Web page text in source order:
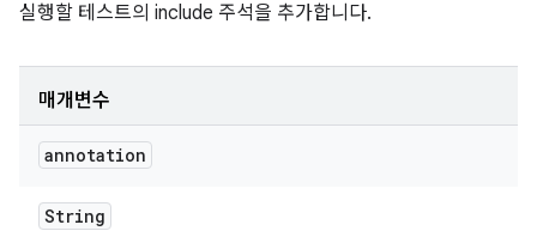
실행할 테스트의 include 주석을 추가합니다.
매개변수
annotation
String